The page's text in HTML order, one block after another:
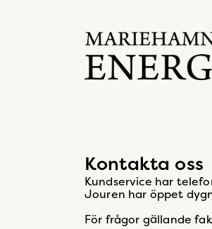
Gå
till
startsidan
Kontakta oss
Kundservice har
Jouren har öppet
För frågor gällande